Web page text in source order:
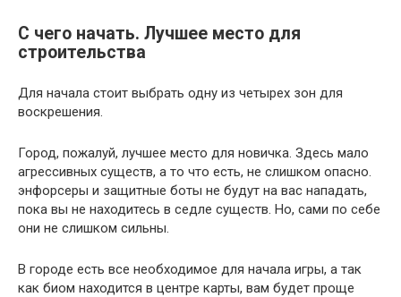
С чего начать. Лучшее место для
строительства
Для начала стоит выбрать одну из четырех зон для
воскрешения.
Город, пожалуй, лучшее место для новичка. Здесь мало
агрессивных существ, а то что есть, не слишком опасно.
энфорсеры и защитные боты не будут на вас нападать,
пока вы не находитесь в седле существ. Но, сами по себе
они не слишком сильны.
В городе есть все необходимое для начала игры, а так
как биом находится в центре карты, вам будет проще